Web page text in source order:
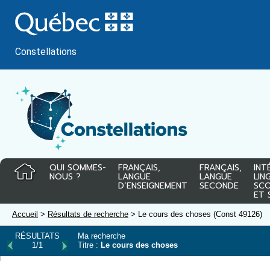
au
contenu
Constellations
QUI SOMMES-
NOUS ?
FRANÇAIS,
LANGUE
D’ENSEIGNEMENT
FRANÇAIS,
LANGUE
SECONDE
ET
Accueil > Résultats de recherche > Le cours des choses (Const 49126)
RÉSULTATS
1/1
Ma recherche
Titre : Le cours des choses